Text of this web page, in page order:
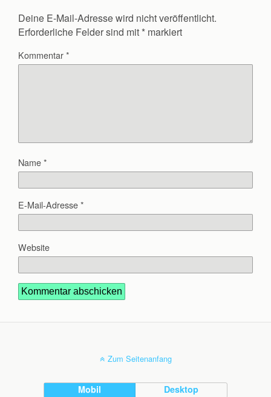
Deine E-Mail-Adresse wird nicht veröffentlicht.
Erforderliche Felder sind mit * markiert
Kommentar*
Name*
E-Mail-Adresse*
Website
Zum Seitenanfang
Mobil Desktop